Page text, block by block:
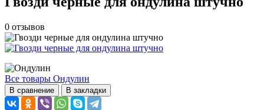
0 отзывов
Все товары Ондулин
В сравнение В закладки